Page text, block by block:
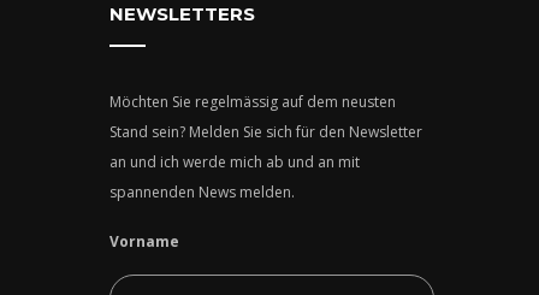
NEWSLETTERS
Möchten Sie regelmässig auf dem neusten
Stand sein? Melden Sie sich für den Newsletter
an und ich werde mich ab und an mit
spannenden News melden.
Vorname